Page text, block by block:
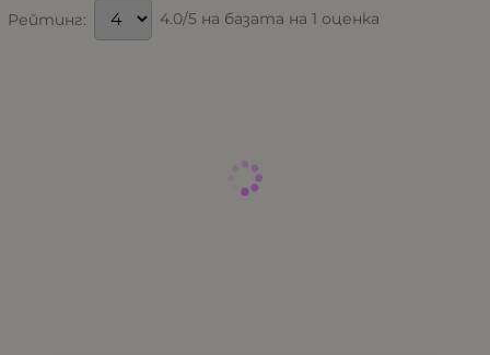
Рейтинг: 4.0/5 на базата на 1 оценка